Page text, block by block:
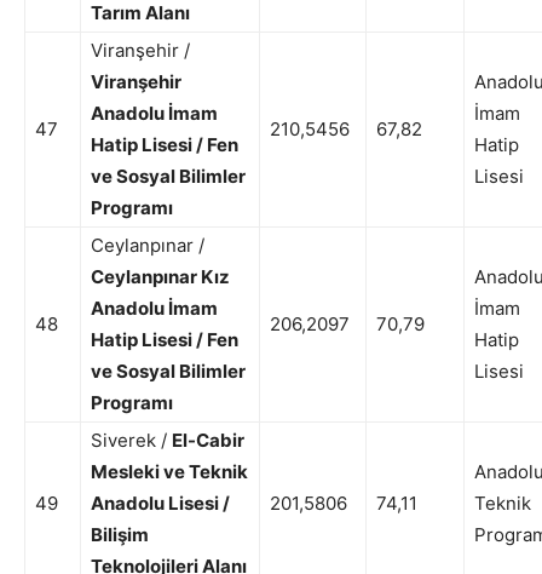
Tarım Alanı
47
Viranşehir /
Viranşehir
Anadolu İmam
Hatip Lisesi / Fen
ve Sosyal Bilimler
Programı
210,5456 67,82
İmam
Hatip
Lisesi
48
Ceylanpınar /
Ceylanpınar Kız
Anadolu İmam
Hatip Lisesi / Fen
ve Sosyal Bilimler
Programı
206,2097 70,79
İmam
Hatip
Lisesi
49
Siverek / El-Cabir
Mesleki ve Teknik
Anadolu Lisesi /
Bilişim
Teknolojileri Alanı
201,5806 74,11
Teknik